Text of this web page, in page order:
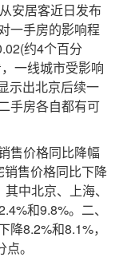
安居客近日发布
一手房的影响程
约4个百分
一线城市受影响
示出北京后续一
手房各自都有可
价格同比降幅
售价格同比下降
中北京、上海、
和9.8%。二、
8.2%和8.1%，
。